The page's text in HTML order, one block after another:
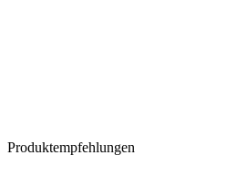
Produktempfehlungen